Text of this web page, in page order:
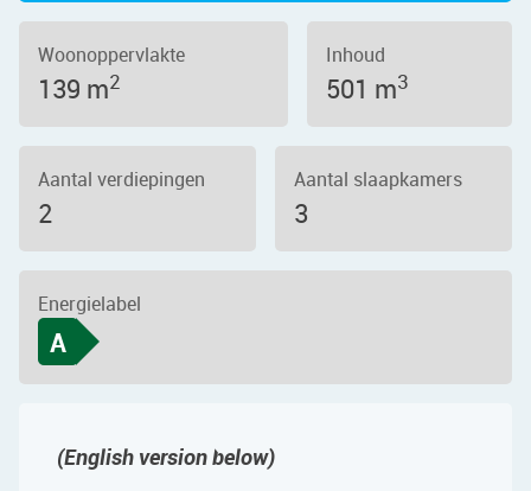
Woonoppervlakte
139 m2
Inhoud
501 m3
Aantal verdiepingen
2
Aantal slaapkamers
3
Energielabel
A
(English version below)